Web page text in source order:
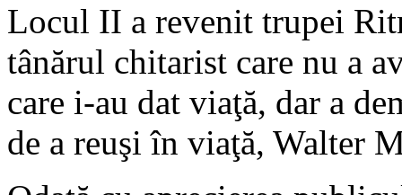
Locul II a revenit trupei
tânărul chitarist care nu a
care i-au dat viaţă, dar a
de a reuşi în viaţă, Walter